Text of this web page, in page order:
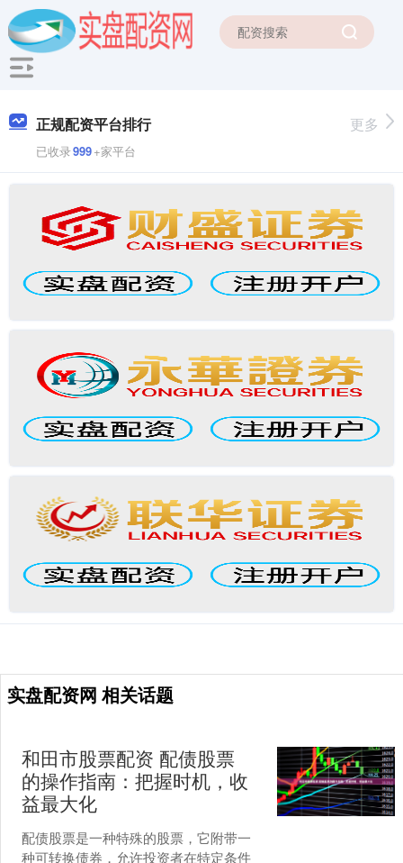
正规配资平台排行
已收录999+家平台
更多
实盘配资网 相关话题
和田市股票配资 配债股票
的操作指南：把握时机，收
益最大化
配债股票是一种特殊的股票，它附带一
种可转换债券，允许投资者在特定条件